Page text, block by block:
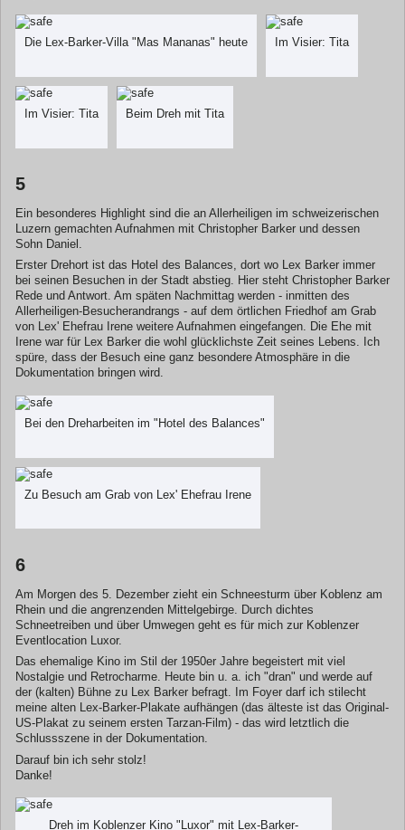
Die Lex-Barker-Villa "Mas Mananas" heute Im Visier: Tita
Im Visier: Tita Beim Dreh mit Tita
5
Ein besonderes Highlight sind die an Allerheiligen im schweizerischen
Luzern gemachten Aufnahmen mit Christopher Barker und dessen
Sohn Daniel.
Erster Drehort ist das Hotel des Balances, dort wo Lex Barker immer
bei seinen Besuchen in der Stadt abstieg. Hier steht Christopher Barker
Rede und Antwort. Am späten Nachmittag werden - inmitten des
Allerheiligen-Besucherandrangs - auf dem örtlichen Friedhof am Grab
von Lex' Ehefrau Irene weitere Aufnahmen eingefangen. Die Ehe mit
Irene war für Lex Barker die wohl glücklichste Zeit seines Lebens. Ich
spüre, dass der Besuch eine ganz besondere Atmosphäre in die
Dokumentation bringen wird.
Bei den Dreharbeiten im "Hotel des Balances"
Zu Besuch am Grab von Lex' Ehefrau Irene
6
Am Morgen des 5. Dezember zieht ein Schneesturm über Koblenz am
Rhein und die angrenzenden Mittelgebirge. Durch dichtes
Schneetreiben und über Umwegen geht es für mich zur Koblenzer
Eventlocation Luxor.
Das ehemalige Kino im Stil der 1950er Jahre begeistert mit viel
Nostalgie und Retrocharme. Heute bin u. a. ich "dran" und werde auf
der (kalten) Bühne zu Lex Barker befragt. Im Foyer darf ich stilecht
meine alten Lex-Barker-Plakate aufhängen (das älteste ist das Original-
US-Plakat zu seinem ersten Tarzan-Film) - das wird letztlich die
Schlussszene in der Dokumentation.
Darauf bin ich sehr stolz!
Danke!
Dreh im Koblenzer Kino "Luxor" mit Lex-Barker-